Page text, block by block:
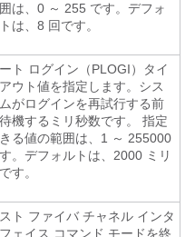
は、0 ～ 255 です。デフォ
は、8 回です。
ト ログイン（PLOGI）タイ
ウト値を指定します。シス
がログインを再試行する前
機するミリ秒数です。 指定
る値の範囲は、1 ～ 255000
。デフォルトは、2000 ミリ
す。
ト ファイバ チャネル インタ
ェイス コマンド モードを終